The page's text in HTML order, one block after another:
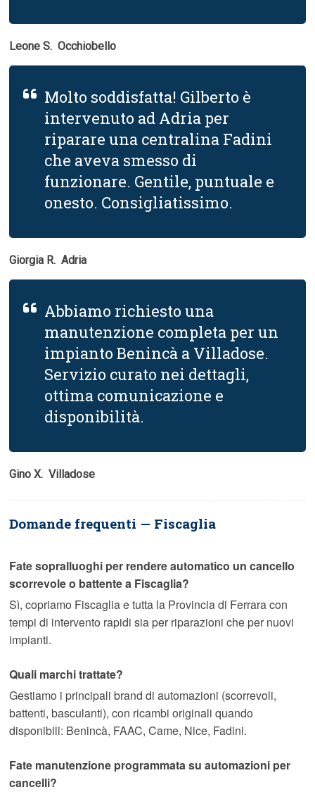
Leone S.  Occhiobello
Molto soddisfatta! Gilberto è
intervenuto ad Adria per
riparare una centralina Fadini
che aveva smesso di
funzionare. Gentile, puntuale e
onesto. Consigliatissimo.
Giorgia R.  Adria
Abbiamo richiesto una
manutenzione completa per un
impianto Benincà a Villadose.
Servizio curato nei dettagli,
ottima comunicazione e
disponibilità.
Gino X.  Villadose
Domande frequenti — Fiscaglia
Fate sopralluoghi per rendere automatico un cancello
scorrevole o battente a Fiscaglia?
Sì, copriamo Fiscaglia e tutta la Provincia di Ferrara con
tempi di intervento rapidi sia per riparazioni che per nuovi
impianti.
Quali marchi trattate?
Gestiamo i principali brand di automazioni (scorrevoli,
battenti, basculanti), con ricambi originali quando
disponibili: Benincà, FAAC, Came, Nice, Fadini.
Fate manutenzione programmata su automazioni per
cancelli?